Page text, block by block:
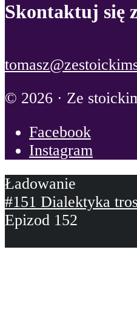
Skontaktuj się
© 2026 · Ze
Facebook
Instagram
#151 Dialektyka
Epizod 152